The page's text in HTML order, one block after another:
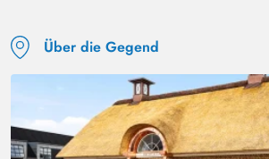
Über die Gegend